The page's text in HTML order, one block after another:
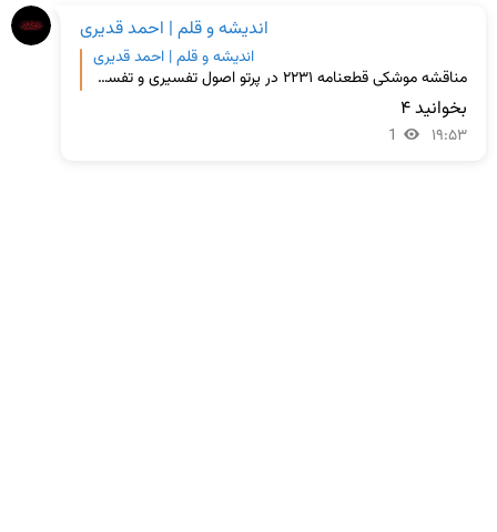
اندیشه و قلم | احمد قدیری
اندیشه و قلم | احمد قدیری
مناقشه موشکی قطعنامه ۲۲۳۱ در پرتو اصول تفسیری و تفسیر اصولی قطعنامه‌های شورای امنیت از آنجا که تفسی
بخوانید ۴
1 ۱۹:۵۳